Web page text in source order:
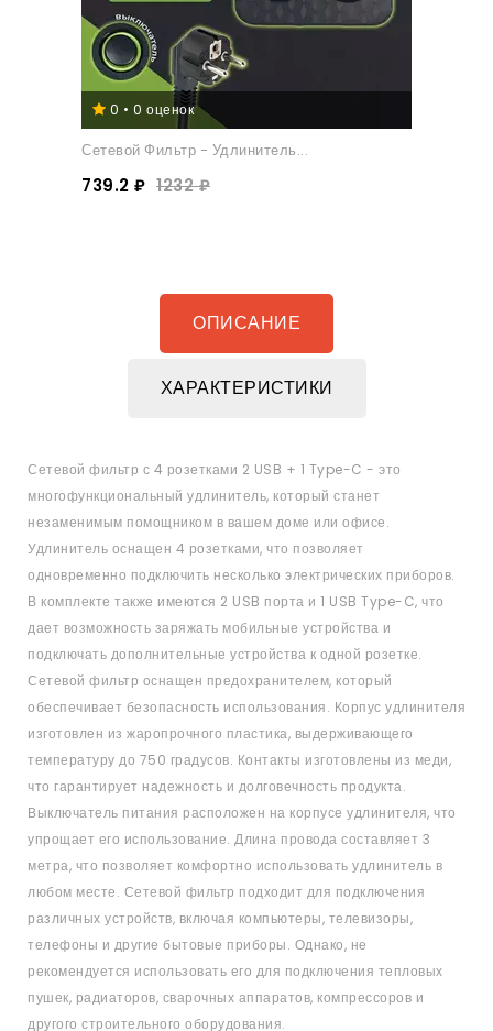
0 • 0 оценок
Сетевой Фильтр - Удлинитель...
739.2 ₽ 1232 ₽
ОПИСАНИЕ
ХАРАКТЕРИСТИКИ
Сетевой фильтр с 4 розетками 2 USB + 1 Type-C - это
многофункциональный удлинитель, который станет
незаменимым помощником в вашем доме или офисе.
Удлинитель оснащен 4 розетками, что позволяет
одновременно подключить несколько электрических приборов.
В комплекте также имеются 2 USB порта и 1 USB Type-C, что
дает возможность заряжать мобильные устройства и
подключать дополнительные устройства к одной розетке.
Сетевой фильтр оснащен предохранителем, который
обеспечивает безопасность использования. Корпус удлинителя
изготовлен из жаропрочного пластика, выдерживающего
температуру до 750 градусов. Контакты изготовлены из меди,
что гарантирует надежность и долговечность продукта.
Выключатель питания расположен на корпусе удлинителя, что
упрощает его использование. Длина провода составляет 3
метра, что позволяет комфортно использовать удлинитель в
любом месте. Сетевой фильтр подходит для подключения
различных устройств, включая компьютеры, телевизоры,
телефоны и другие бытовые приборы. Однако, не
рекомендуется использовать его для подключения тепловых
пушек, радиаторов, сварочных аппаратов, компрессоров и
другого строительного оборудования.